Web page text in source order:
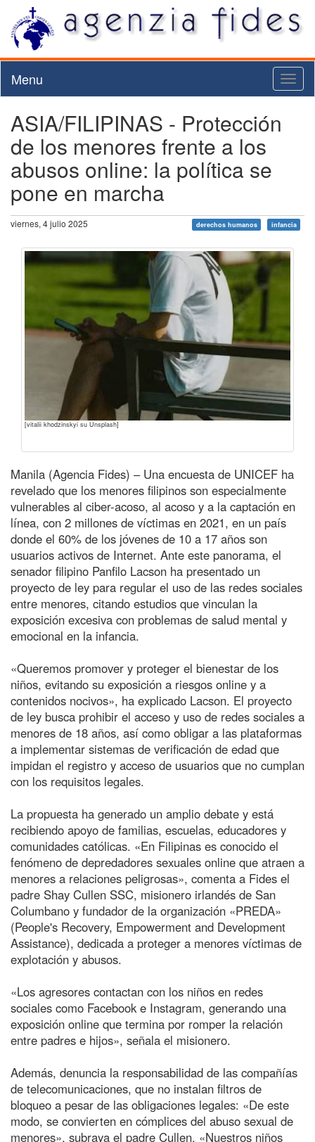
Menu
ASIA/FILIPINAS - Protección
de los menores frente a los
abusos online: la política se
pone en marcha
viernes, 4 julio 2025 derechos humanos infancia
[vitalii khodzinskyi su Unsplash]
Manila (Agencia Fides) – Una encuesta de UNICEF ha
revelado que los menores filipinos son especialmente
vulnerables al ciber-acoso, al acoso y a la captación en
línea, con 2 millones de víctimas en 2021, en un país
donde el 60% de los jóvenes de 10 a 17 años son
usuarios activos de Internet. Ante este panorama, el
senador filipino Panfilo Lacson ha presentado un
proyecto de ley para regular el uso de las redes sociales
entre menores, citando estudios que vinculan la
exposición excesiva con problemas de salud mental y
emocional en la infancia.
«Queremos promover y proteger el bienestar de los
niños, evitando su exposición a riesgos online y a
contenidos nocivos», ha explicado Lacson. El proyecto
de ley busca prohibir el acceso y uso de redes sociales a
menores de 18 años, así como obligar a las plataformas
a implementar sistemas de verificación de edad que
impidan el registro y acceso de usuarios que no cumplan
con los requisitos legales.
La propuesta ha generado un amplio debate y está
recibiendo apoyo de familias, escuelas, educadores y
comunidades católicas. «En Filipinas es conocido el
fenómeno de depredadores sexuales online que atraen a
menores a relaciones peligrosas», comenta a Fides el
padre Shay Cullen SSC, misionero irlandés de San
Columbano y fundador de la organización «PREDA»
(People's Recovery, Empowerment and Development
Assistance), dedicada a proteger a menores víctimas de
explotación y abusos.
«Los agresores contactan con los niños en redes
sociales como Facebook e Instagram, generando una
exposición online que termina por romper la relación
entre padres e hijos», señala el misionero.
Además, denuncia la responsabilidad de las compañías
de telecomunicaciones, que no instalan filtros de
bloqueo a pesar de las obligaciones legales: «De este
modo, se convierten en cómplices del abuso sexual de
menores», subraya el padre Cullen. «Nuestros niños